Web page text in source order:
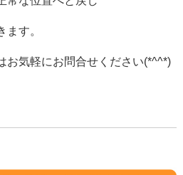
す。
お気軽にお問合せください(*^^*)